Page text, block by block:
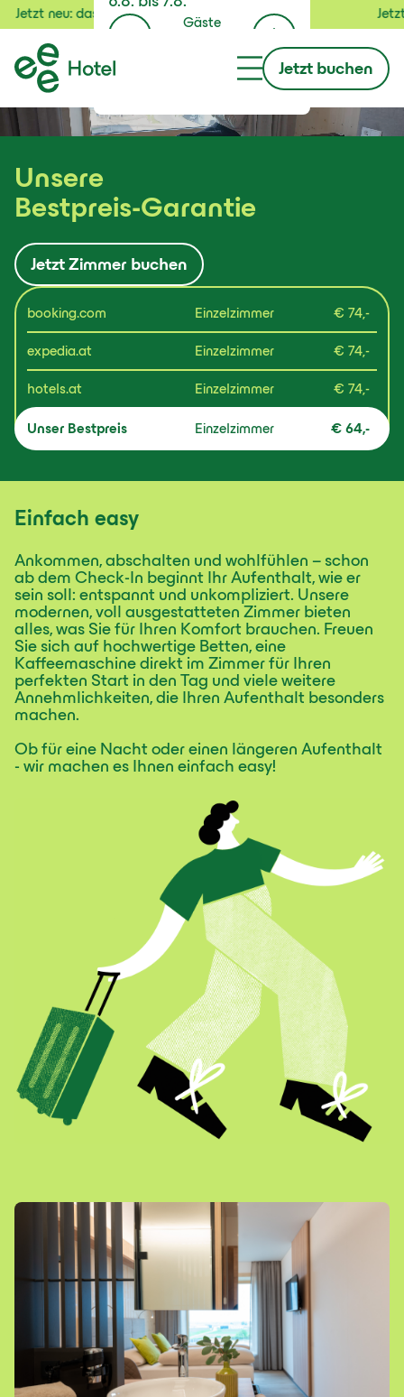
Hotel Laakirchen Jetzt neu: das eee
Jetzt buchen
Gäste
Unsere
Bestpreis-Garantie
Jetzt Zimmer buchen
booking.com Einzelzimmer € 74,-
expedia.at Einzelzimmer € 74,-
hotels.at Einzelzimmer € 74,-
Unser Bestpreis Einzelzimmer € 64,-
Einfach easy
Ankommen, abschalten und wohlfühlen – schon
ab dem Check-In beginnt Ihr Aufenthalt, wie er
sein soll: entspannt und unkompliziert. Unsere
modernen, voll ausgestatteten Zimmer bieten
alles, was Sie für Ihren Komfort brauchen. Freuen
Sie sich auf hochwertige Betten, eine
Kaffeemaschine direkt im Zimmer für Ihren
perfekten Start in den Tag und viele weitere
Annehmlichkeiten, die Ihren Aufenthalt besonders
machen.
Ob für eine Nacht oder einen längeren Aufenthalt
- wir machen es Ihnen einfach easy!